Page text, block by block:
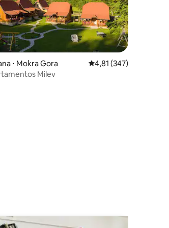
média de 5, 9 avaliações
⋅ Mokra Gora 4,81 de uma avaliação
4,81 (347)
Milev